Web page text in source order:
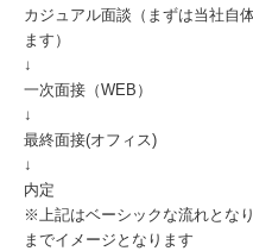
カジュアル面談（まずは当社自
ます）
↓
一次面接（WEB）
↓
最終面接(オフィス)
↓
内定
※上記はベーシックな流れとな
までイメージとなります